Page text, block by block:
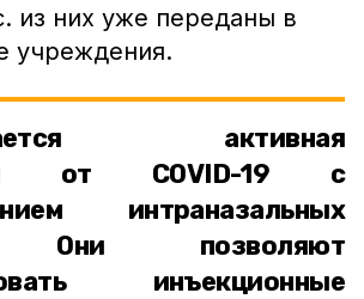
из них уже переданы в
учреждения.
активная
от COVID-19 с
интраназальных
Они позволяют
инъекционные